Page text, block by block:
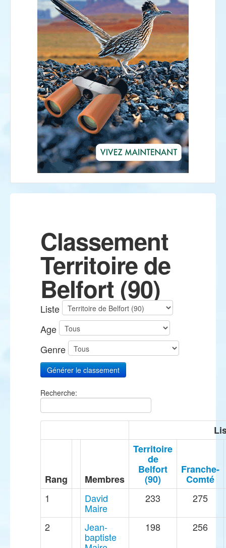
Classement
Territoire de
Belfort (90)
Liste
Age
Genre
Recherche:
Rang Membres
Territoire
de
Belfort
(90)
Franche-
Comté
1
David
Maire
233 275
2 Jean-
baptiste
198 256